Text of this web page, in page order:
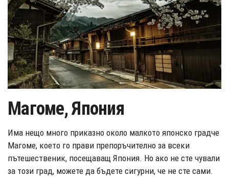
Магоме, Япония
Има нещо много приказно около малкото японско градче
Магоме, което го прави препоръчително за всеки
пътешественик, посещаващ Япония. Но ако не сте чували
за този град, можете да бъдете сигурни, че не сте сами.